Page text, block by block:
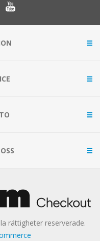
rättigheter reserverade.